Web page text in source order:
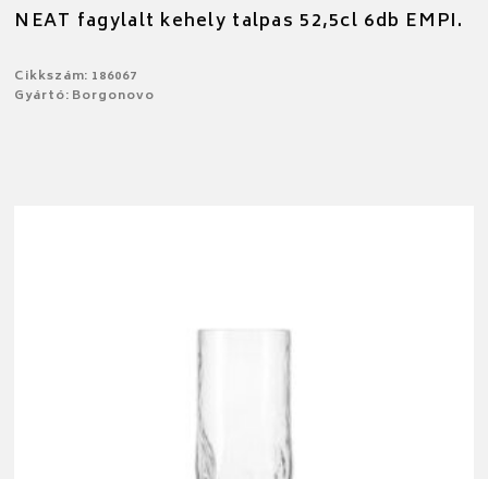
NEAT fagylalt kehely talpas 52,5cl 6db EMPI.
Cikkszám: 186067
Gyártó: Borgonovo